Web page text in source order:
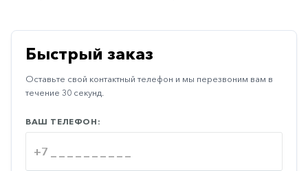
Противовирусные
Противовоспалительные
Противоопухолевые
Противоподагрические
Быстрый заказ
Оставьте свой контактный телефон и мы перезвоним вам в
течение 30 секунд.
ВАШ ТЕЛЕФОН: